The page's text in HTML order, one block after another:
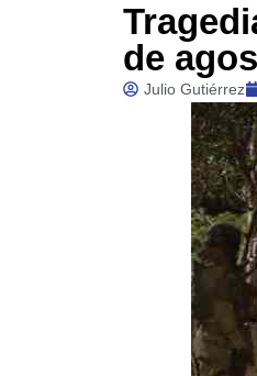
de
Julio Gutiérrez